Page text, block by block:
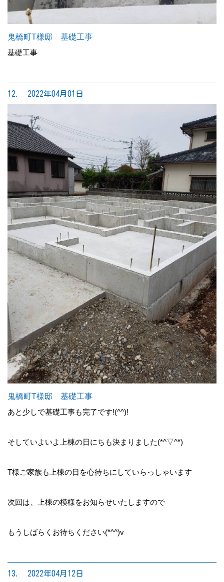
鬼橋町T様邸 基礎工事
基礎工事
12. 2022年04月01日
鬼橋町T様邸 基礎工事
あと少しで基礎工事も完了です!(^^)!
そしていよいよ上棟の日にちも決まりました(*^▽^*)
T様ご家族も上棟の日を心待ちにしていらっしゃいます
次回は、上棟の模様をお知らせいたしますので
もうしばらくお待ちください(*^^)v
13. 2022年04月12日